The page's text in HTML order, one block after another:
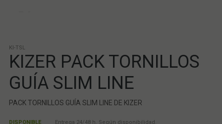
KI-TSL
KIZER PACK TORNILLOS
GUÍA SLIM LINE
PACK TORNILLOS GUÍA SLIM LINE DE KIZER
DISPONIBLE Entrega 24/48 h. Según disponibilidad.